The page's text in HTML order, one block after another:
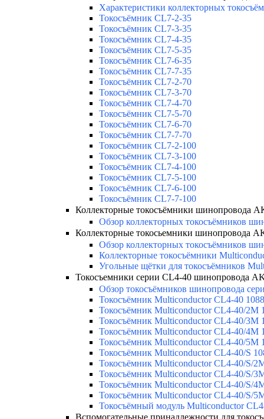
Характеристики коллекторных
Токосъёмник CL7-2-35
Токосъёмник CL7-3-35
Токосъёмник CL7-4-35
Токосъёмник CL7-5-35
Токосъёмник CL7-6-35
Токосъёмник CL7-7-35
Токосъёмник CL7-2-70
Токосъёмник CL7-3-70
Токосъёмник CL7-4-70
Токосъёмник CL7-5-70
Токосъёмник CL7-6-70
Токосъёмник CL7-7-70
Токосъёмник CL7-2-100
Токосъёмник CL7-3-100
Токосъёмник CL7-4-100
Токосъёмник CL7-5-100
Токосъёмник CL7-6-100
Токосъёмник CL7-7-100
Коллекторные токосъёмники шинопровода
Обзор коллекторных токосъёмников
Коллекторные токосьемники шинопровода
Обзор коллекторных токосъёмников
Коллекторные токосъёмники
Угольные щётки для токосъёмников
Токосъемники серии CL4-40 шинопровода
Обзор токосъёмников шинопровода
Токосъёмник Multiconductor CL4-40
Токосъёмник Multiconductor CL4-40/2M
Токосъёмник Multiconductor CL4-40/3M
Токосъёмник Multiconductor CL4-40/4M
Токосъёмник Multiconductor CL4-40/5M
Токосъёмник Multiconductor CL4-40/S
Токосъёмник Multiconductor CL4-40/S/
Токосъёмник Multiconductor CL4-40/S/
Токосъёмник Multiconductor CL4-40/S/
Токосъёмник Multiconductor CL4-40/S/
Токосъёмный модуль Multiconductor
Вспомогательные принадлежности для